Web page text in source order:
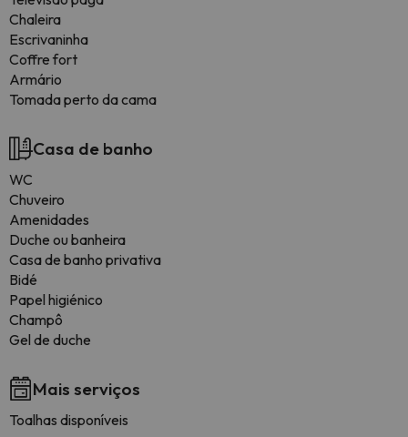
Chaleira
Escrivaninha
Coffre fort
Armário
Tomada perto da cama
Casa de banho
WC
Chuveiro
Amenidades
Duche ou banheira
Casa de banho privativa
Bidé
Papel higiénico
Champô
Gel de duche
Mais serviços
Toalhas disponíveis